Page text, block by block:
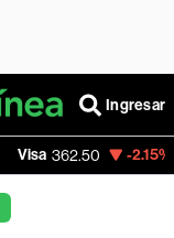
Ingresar
-2.15%